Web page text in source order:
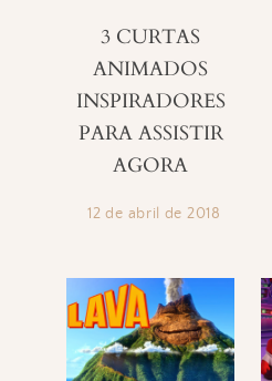
3 CURTAS
ANIMADOS
INSPIRADORES
PARA ASSISTIR
AGORA
12 de abril de 2018